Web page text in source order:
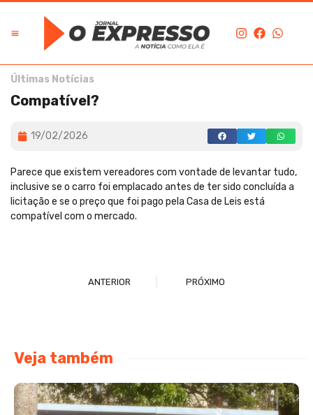
Últimas Notícias
Compatível?
19/02/2026
Parece que existem vereadores com vontade de levantar tudo,
inclusive se o carro foi emplacado antes de ter sido concluída a
licitação e se o preço que foi pago pela Casa de Leis está
compatível com o mercado.
ANTERIOR PRÓXIMO
Veja também